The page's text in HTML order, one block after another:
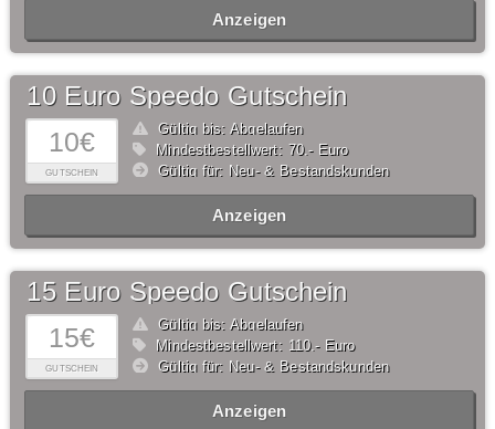
Anzeigen
10€
GUTSCHEIN
10 Euro Speedo Gutschein
Gültig bis: Abgelaufen
Mindestbestellwert: 70,- Euro
Gültig für: Neu- & Bestandskunden
Anzeigen
15€
GUTSCHEIN
15 Euro Speedo Gutschein
Gültig bis: Abgelaufen
Mindestbestellwert: 110,- Euro
Gültig für: Neu- & Bestandskunden
Anzeigen